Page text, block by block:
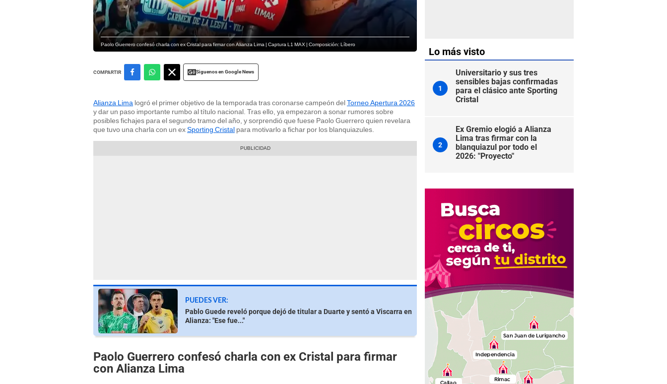
Paolo Guerrero confesó charla con ex Cristal para firmar con Alianza Lima | Captura L1 MAX | Composición: Líbero
COMPARTIR Siguenos en Google News
Alianza Lima logró el primer objetivo de la temporada tras coronarse campeón delTorneo Apertura 2026
y dar un paso importante rumbo al título nacional. Tras ello, ya empezaron a sonar rumores sobre
posibles fichajes para el segundo tramo del año, y sorprendió que fuese Paolo Guerrero quien revelara
que tuvo una charla con un exSporting Cristal para motivarlo a fichar por los blanquiazules.
PUEDES VER:
Pablo Guede reveló porque dejó de titular a Duarte y sentó a Viscarra en
Alianza: "Ese fue..."
Paolo Guerrero confesó charla con ex Cristal para firmar
con Alianza Lima
Lo más visto
1
Universitario y sus tres
sensibles bajas confirmadas
para el clásico ante Sporting
Cristal
2
Ex Gremio elogió a Alianza
Lima tras firmar con la
blanquiazul por todo el
2026: "Proyecto"